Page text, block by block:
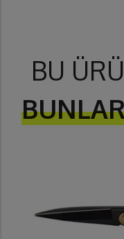
BU